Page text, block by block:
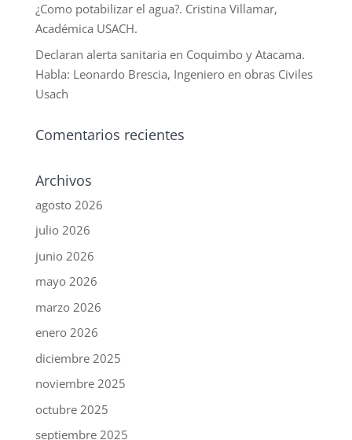
¿Como potabilizar el agua?. Cristina Villamar,
Académica USACH.
Declaran alerta sanitaria en Coquimbo y Atacama.
Habla: Leonardo Brescia, Ingeniero en obras Civiles
Usach
Comentarios recientes
Archivos
agosto 2026
julio 2026
junio 2026
mayo 2026
marzo 2026
enero 2026
diciembre 2025
noviembre 2025
octubre 2025
septiembre 2025